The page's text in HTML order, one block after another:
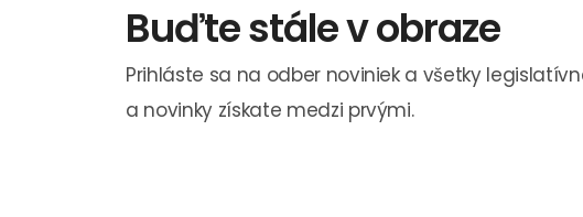
Buďte stále v obraze
Prihláste sa na odber noviniek a všetky
a novinky získate medzi prvými.